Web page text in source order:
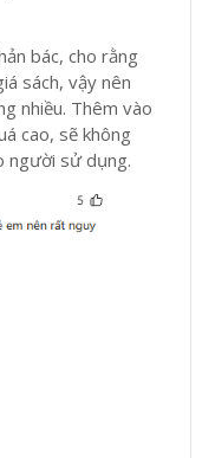
bác, cho rằng
sách, vậy nên
nhiều. Thêm vào
cao, sẽ không
người sử dụng.